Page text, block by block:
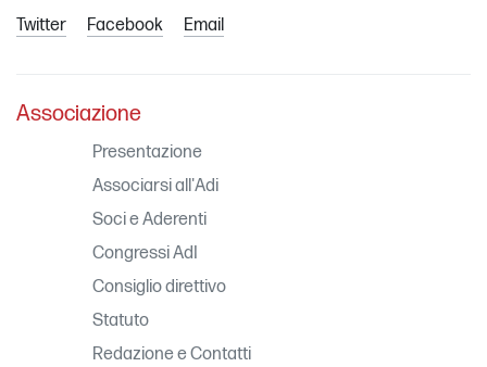
Twitter Facebook Email
Associazione
Presentazione
Associarsi all'Adi
Soci e Aderenti
Congressi AdI
Consiglio direttivo
Statuto
Redazione e Contatti